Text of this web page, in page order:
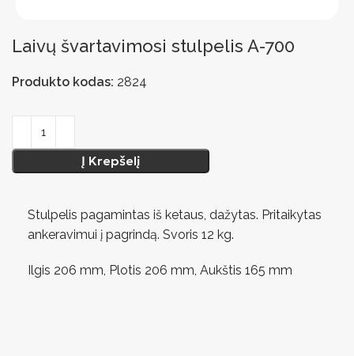
Laivų švartavimosi stulpelis A-700
Produkto kodas: 2824
Į Krepšelį
Stulpelis pagamintas iš ketaus, dažytas. Pritaikytas
ankeravimui į pagrindą. Svoris 12 kg.
Ilgis 206 mm, Plotis 206 mm, Aukštis 165 mm